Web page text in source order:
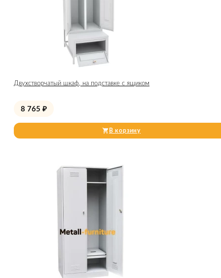
Двухстворчатый шкаф, на подставке с ящиком
8 765 ₽
В корзину